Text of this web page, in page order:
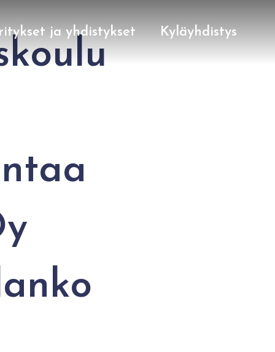
ja yhdistykset Kyläyhdistys